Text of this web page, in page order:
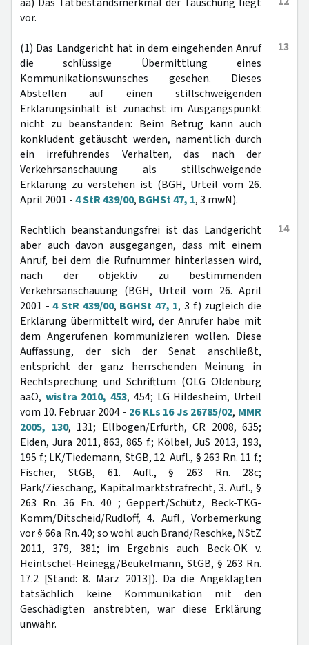
vor.
13
(1) Das Landgericht hat in dem eingehenden Anruf
die schlüssige Übermittlung eines
Kommunikationswunsches gesehen. Dieses
Abstellen auf einen stillschweigenden
Erklärungsinhalt ist zunächst im Ausgangspunkt
nicht zu beanstanden: Beim Betrug kann auch
konkludent getäuscht werden, namentlich durch
ein irreführendes Verhalten, das nach der
Verkehrsanschauung als stillschweigende
Erklärung zu verstehen ist (BGH, Urteil vom 26.
April 2001 -4 StR 439/00, BGHSt 47, 1, 3 mwN).
14
Rechtlich beanstandungsfrei ist das Landgericht
aber auch davon ausgegangen, dass mit einem
Anruf, bei dem die Rufnummer hinterlassen wird,
nach der objektiv zu bestimmenden
Verkehrsanschauung (BGH, Urteil vom 26. April
2001 -4 StR 439/00, BGHSt 47, 1, 3 f.) zugleich die
Erklärung übermittelt wird, der Anrufer habe mit
dem Angerufenen kommunizieren wollen. Diese
Auffassung, der sich der Senat anschließt,
entspricht der ganz herrschenden Meinung in
Rechtsprechung und Schrifttum (OLG Oldenburg
aaO, wistra 2010, 453, 454; LG Hildesheim, Urteil
vom 10. Februar 2004 - 26 KLs 16 Js 26785/02, MMR
2005, 130, 131; Ellbogen/Erfurth, CR 2008, 635;
Eiden, Jura 2011, 863, 865 f.; Kölbel, JuS 2013, 193,
195 f.; LK/Tiedemann, StGB, 12. Aufl., § 263 Rn. 11 f.;
Fischer, StGB, 61. Aufl., § 263 Rn. 28c;
Park/Zieschang, Kapitalmarktstrafrecht, 3. Aufl., §
263 Rn. 36 Fn. 40 ; Geppert/Schütz, Beck-TKG-
Komm/Ditscheid/Rudloff, 4. Aufl., Vorbemerkung
vor § 66a Rn. 40; so wohl auch Brand/Reschke, NStZ
2011, 379, 381; im Ergebnis auch Beck-OK v.
Heintschel-Heinegg/Beukelmann, StGB, § 263 Rn.
17.2 [Stand: 8. März 2013]). Da die Angeklagten
tatsächlich keine Kommunikation mit den
Geschädigten anstrebten, war diese Erklärung
unwahr.